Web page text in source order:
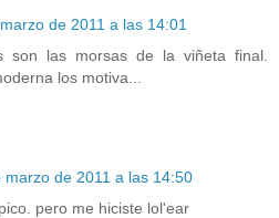
de 2011 a las 14:01
son las morsas de la viñeta final.
los motiva...
marzo de 2011 a las 14:50
pero me hiciste lol'ear